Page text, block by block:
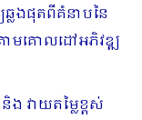
លងផុតពីគំនាបនៃ
ាមគោលដៅអភិវឌ្ឍ
វាយតម្លៃខ្ពស់